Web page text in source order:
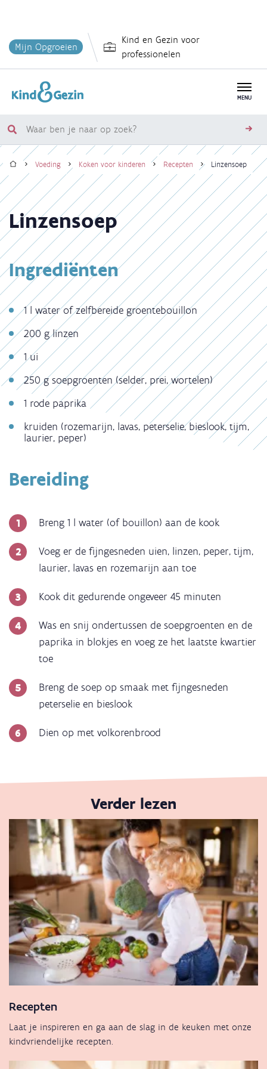
en
inhoud
Mijn Opgroeien
Kind en Gezin voor
professionelen
MENU
Waar
ben
je
naar
op
zoek?
Kruimelpad
HomeVoeding Koken voor kinderen Recepten Linzensoep
Linzensoep
Ingrediënten
1 l water of zelfbereide groentebouillon
200 g linzen
1 ui
250 g soepgroenten (selder, prei, wortelen)
1 rode paprika
kruiden (rozemarijn, lavas, peterselie, bieslook, tijm,
laurier, peper)
Bereiding
Breng 1 l water (of bouillon) aan de kook
Voeg er de fijngesneden uien, linzen, peper, tijm,
laurier, lavas en rozemarijn aan toe
Kook dit gedurende ongeveer 45 minuten
Was en snij ondertussen de soepgroenten en de
paprika in blokjes en voeg ze het laatste kwartier
toe
Breng de soep op smaak met fijngesneden
peterselie en bieslook
Dien op met volkorenbrood
Verder lezen
Recepten
Laat je inspireren en ga aan de slag in de keuken met onze
kindvriendelijke recepten.